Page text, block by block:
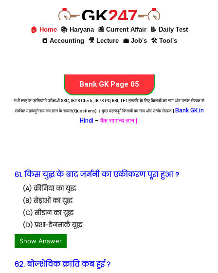
GK247
🏠 Home 📚 Haryana 📰 Current Affair
📝 Daily Test
📒 Accounting
🎥 Lecture 💼 Job's 🛠 Tool's
Bank GK Page 05
सभी तरह के प्रतियोगी परीक्षाओं SSC, IBPS Clerk, IBPS PO, RBI, TET इत्यादि के लिए किताबों का नाम और उनके लेखक से
संबंधित महत्वपूर्ण सामान्य ज्ञान के सवाल(Questions) । कुछ महत्वपूर्ण किताबों का नाम और उनके लेखक |
Bank GK in
Hindi– बैंक सामान्य ज्ञान |
61. किस युद्ध के बाद जर्मनी का एकीकरण पूरा हुआ ?
(A) क्रीमिया का युद्ध
(B) सेड़ाओं का युद्ध
(C) सीडान का युद्ध
(D) प्रशा-डेनमार्क युद्ध
Show Answer
62. बोल्शेविक क्रांति कब हुई ?